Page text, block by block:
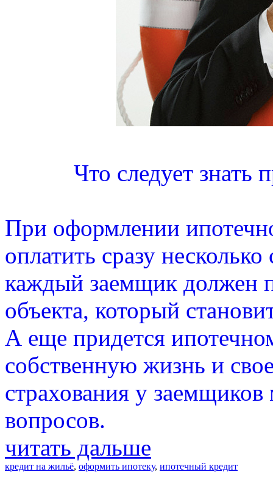
Что следует знать
При оформлении
оплатить сразу
каждый заемщик должен
объекта, который
А еще придется
собственную жизнь и
страхования у
вопросов.
читать дальше
кредит на жильё, оформить ипотеку, ипотечный кредит